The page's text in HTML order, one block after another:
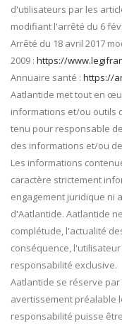
d'utilisateurs par les
modifiant l'arrêté du 6
Arrêté du 18 avril 2017
2009 : https://
Annuaire santé : https://
Aatlantide met tout en
informations et/ou outils
tenu pour responsable
des informations et/ou
Les informations
caractère strictement
engagement juridique ni
d'Aatlantide. Aatlantide
complétude, l'actualité
conséquence,
responsabilité exclusive.
Aatlantide se réserve
avertissement préalable
responsabilité puisse